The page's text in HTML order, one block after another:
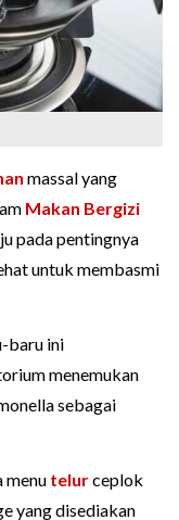
massal yang
Makan Bergizi
pada pentingnya
untuk membasmi
baru ini
menemukan
sebagai
menu telurceplok
yang disediakan